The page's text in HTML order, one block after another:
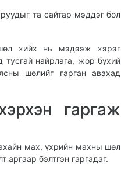
та сайтар мэддэг бол
хийх нь мэдээж хэрэг
найрлага, жор бүхий
шөлийг гарган авахад
гаргаж
мах, үхрийн махны шөл
аргаар бэлтгэн гаргадаг.